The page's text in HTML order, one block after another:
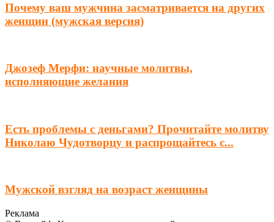
Почему ваш мужчина засматривается на других
женщин (мужская версия)
Джозеф Мерфи: научные молитвы,
исполняющие желания
Есть проблемы с деньгами? Прочитайте молитву
Николаю Чудотворцу и распрощайтесь с...
Мужской взгляд на возраст женщины
Реклама